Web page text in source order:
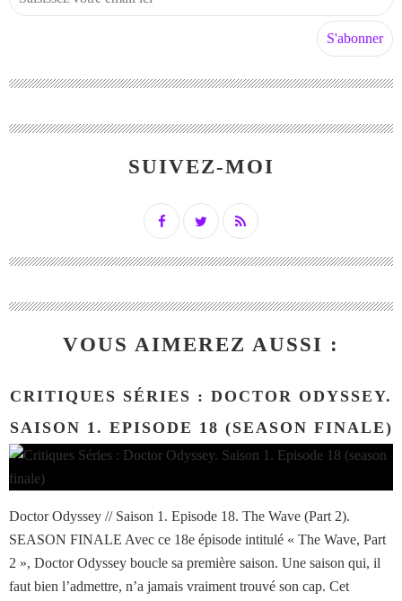
SUIVEZ-MOI
VOUS AIMEREZ AUSSI :
CRITIQUES SÉRIES : DOCTOR ODYSSEY.
SAISON 1. EPISODE 18 (SEASON FINALE)
Doctor Odyssey // Saison 1. Episode 18. The Wave (Part 2).
SEASON FINALE Avec ce 18e épisode intitulé « The Wave, Part
2 », Doctor Odyssey boucle sa première saison. Une saison qui, il
faut bien l’admettre, n’a jamais vraiment trouvé son cap. Cet